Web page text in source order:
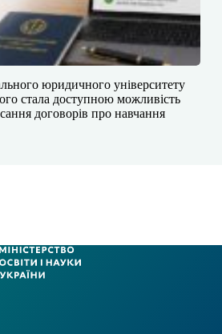
юридичного університету
стала доступною можливість
договорів про навчання